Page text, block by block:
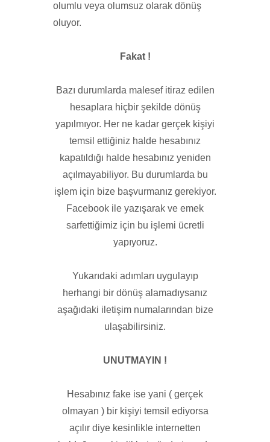
olumlu veya olumsuz olarak dönüş
oluyor.
Fakat !
Bazı durumlarda malesef itiraz edilen
hesaplara hiçbir şekilde dönüş
yapılmıyor. Her ne kadar gerçek kişiyi
temsil ettiğiniz halde hesabınız
kapatıldığı halde hesabınız yeniden
açılmayabiliyor. Bu durumlarda bu
işlem için bize başvurmanız gerekiyor.
Facebook ile yazışarak ve emek
sarfettiğimiz için bu işlemi ücretli
yapıyoruz.
Yukarıdaki adımları uygulayıp
herhangi bir dönüş alamadıysanız
aşağıdaki iletişim numalarından bize
ulaşabilirsiniz.
UNUTMAYIN !
Hesabınız fake ise yani ( gerçek
olmayan ) bir kişiyi temsil ediyorsa
açılır diye kesinlikle internetten